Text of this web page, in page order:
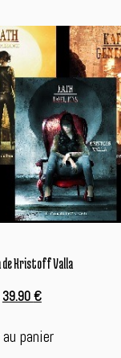
de Kristoff Valla
Le
initial
était :
39.90€Le
actuel
est :
panier